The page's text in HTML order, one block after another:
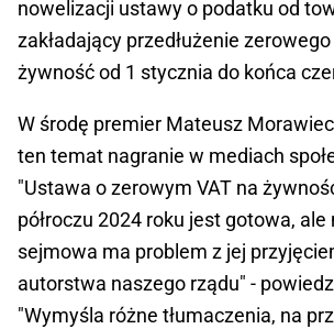
nowelizacji ustawy o podatku od
zakładający przedłużenie zerowego
żywność od 1 stycznia do końca
W środę premier Mateusz
ten temat nagranie w mediach
"Ustawa o zerowym VAT na
półroczu 2024 roku jest gotowa,
sejmowa ma problem z jej
autorstwa naszego rządu" -
"Wymyśla różne tłumaczenia, na